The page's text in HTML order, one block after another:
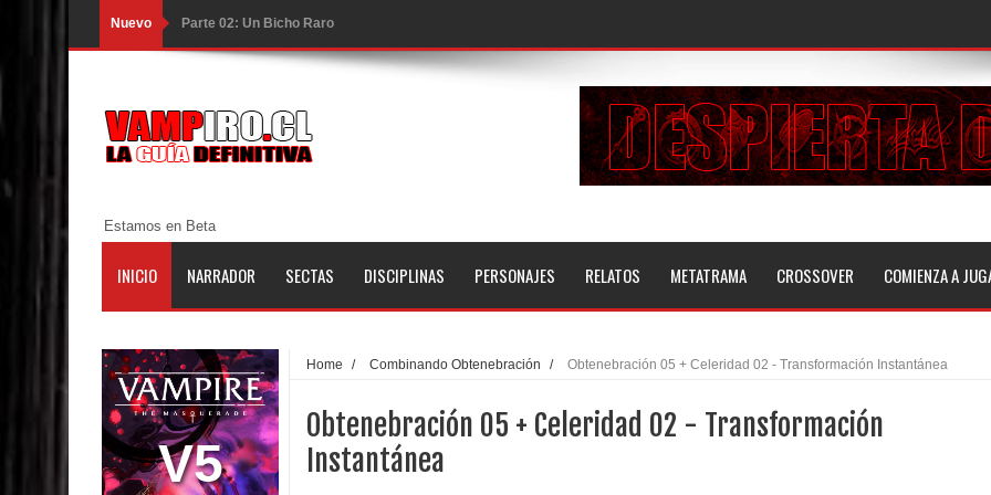
Nuevo Parte 02: Un Bicho Raro
Parte 01: Una Misión de Locos
Parte 03: Forastero en Tierra Muerta
Parte 10: El Secreto
Parte 06: El Trato con los Muertos
Parte 05: Sitiados
Parte 04: Se Descubre el Pastel
Parte 03: Una Piraña en el Bidé
Estamos en Beta
INICIO NARRADOR SECTAS DISCIPLINAS PERSONAJES RELATOS METATRAMA CROSSOVER COMIENZA A
V5
Home / Combinando Obtenebración / Obtenebración 05 + Celeridad 02 - Transformación Instantánea
Obtenebración 05 + Celeridad 02 - Transformación
Instantánea